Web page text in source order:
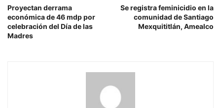
Proyectan derrama
económica de 46 mdp por
celebración del Día de las
Madres
Se registra feminicidio en la
comunidad de Santiago
Mexquititlán, Amealco